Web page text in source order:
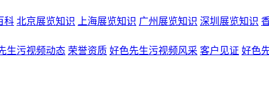
科 北京展览知识 上海展览知识 广州展览知识 深圳展览知识
生污视频动态 荣誉资质 好色先生污视频风采 客户见证 好色